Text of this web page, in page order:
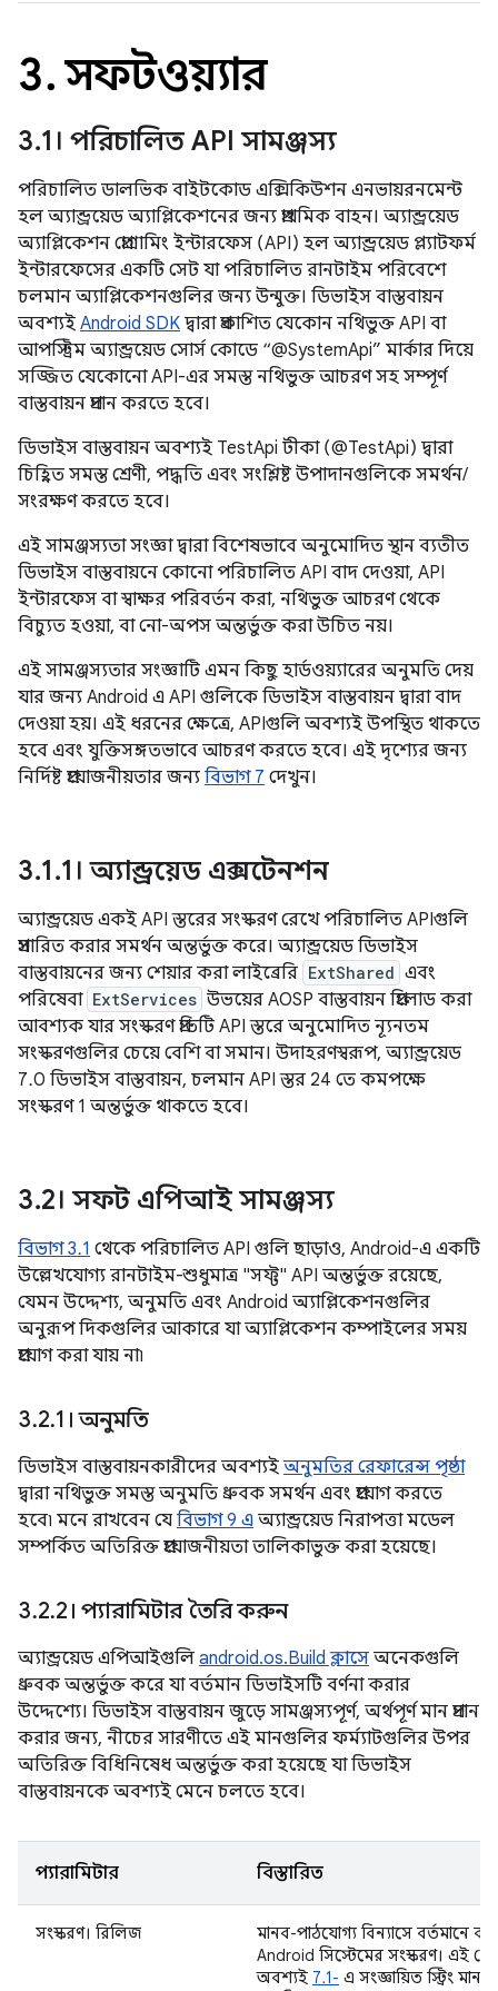
3.সফটওয়্যার
3.1। পরিচালিত API সামঞ্জস্য
পরিচালিত ডালভিক বাইটকোড এক্সিকিউশন এনভায়রনমেন্ট
হল অ্যান্ড্রয়েড অ্যাপ্লিকেশনের জন্য প্রাথমিক বাহন। অ্যান্ড্রয়েড
অ্যাপ্লিকেশন প্রোগ্রামিং ইন্টারফেস (API) হল অ্যান্ড্রয়েড প্ল্যাটফর্ম
ইন্টারফেসের একটি সেট যা পরিচালিত রানটাইম পরিবেশে
চলমান অ্যাপ্লিকেশনগুলির জন্য উন্মুক্ত। ডিভাইস বাস্তবায়ন
অবশ্যই Android SDK দ্বারা প্রকাশিত যেকোন নথিভুক্ত API বা
আপস্ট্রিম অ্যান্ড্রয়েড সোর্স কোডে “@SystemApi” মার্কার দিয়ে
সজ্জিত যেকোনো API-এর সমস্ত নথিভুক্ত আচরণ সহ সম্পূর্ণ
বাস্তবায়ন প্রদান করতে হবে।
ডিভাইস বাস্তবায়ন অবশ্যই TestApi টীকা (@TestApi) দ্বারা
চিহ্নিত সমস্ত শ্রেণী, পদ্ধতি এবং সংশ্লিষ্ট উপাদানগুলিকে সমর্থন/
সংরক্ষণ করতে হবে।
এই সামঞ্জস্যতা সংজ্ঞা দ্বারা বিশেষভাবে অনুমোদিত স্থান ব্যতীত
ডিভাইস বাস্তবায়নে কোনো পরিচালিত API বাদ দেওয়া, API
ইন্টারফেস বা স্বাক্ষর পরিবর্তন করা, নথিভুক্ত আচরণ থেকে
বিচ্যুত হওয়া, বা নো-অপস অন্তর্ভুক্ত করা উচিত নয়।
এই সামঞ্জস্যতার সংজ্ঞাটি এমন কিছু হার্ডওয়্যারের অনুমতি দেয়
যার জন্য Android এ API গুলিকে ডিভাইস বাস্তবায়ন দ্বারা বাদ
দেওয়া হয়। এই ধরনের ক্ষেত্রে, APIগুলি অবশ্যই উপস্থিত থাকতে
হবে এবং যুক্তিসঙ্গতভাবে আচরণ করতে হবে। এই দৃশ্যের জন্য
নির্দিষ্ট প্রয়োজনীয়তার জন্য বিভাগ 7 দেখুন।
3.1.1। অ্যান্ড্রয়েড এক্সটেনশন
অ্যান্ড্রয়েড একই API স্তরের সংস্করণ রেখে পরিচালিত APIগুলি
প্রসারিত করার সমর্থন অন্তর্ভুক্ত করে। অ্যান্ড্রয়েড ডিভাইস
বাস্তবায়নের জন্য শেয়ার করা লাইব্রেরি ExtShared এবং
পরিষেবা ExtServices উভয়ের AOSP বাস্তবায়ন প্রিলোড করা
আবশ্যক যার সংস্করণ প্রতিটি API স্তরে অনুমোদিত ন্যূনতম
সংস্করণগুলির চেয়ে বেশি বা সমান। উদাহরণস্বরূপ, অ্যান্ড্রয়েড
7.0 ডিভাইস বাস্তবায়ন, চলমান API স্তর 24 তে কমপক্ষে
সংস্করণ 1 অন্তর্ভুক্ত থাকতে হবে।
3.2। সফট এপিআই সামঞ্জস্য
বিভাগ 3.1 থেকে পরিচালিত API গুলি ছাড়াও, Android-এ একটি
উল্লেখযোগ্য রানটাইম-শুধুমাত্র "সফ্ট" API অন্তর্ভুক্ত রয়েছে,
যেমন উদ্দেশ্য, অনুমতি এবং Android অ্যাপ্লিকেশনগুলির
অনুরূপ দিকগুলির আকারে যা অ্যাপ্লিকেশন কম্পাইলের সময়
প্রয়োগ করা যায় না৷
3.2.1। অনুমতি
ডিভাইস বাস্তবায়নকারীদের অবশ্যই অনুমতির রেফারেন্স পৃষ্ঠা
দ্বারা নথিভুক্ত সমস্ত অনুমতি ধ্রুবক সমর্থন এবং প্রয়োগ করতে
হবে৷ মনে রাখবেন যে বিভাগ 9 এ অ্যান্ড্রয়েড নিরাপত্তা মডেল
সম্পর্কিত অতিরিক্ত প্রয়োজনীয়তা তালিকাভুক্ত করা হয়েছে।
3.2.2। প্যারামিটার তৈরি করুন
অ্যান্ড্রয়েড এপিআইগুলি android.os.Build ক্লাসে অনেকগুলি
ধ্রুবক অন্তর্ভুক্ত করে যা বর্তমান ডিভাইসটি বর্ণনা করার
উদ্দেশ্যে। ডিভাইস বাস্তবায়ন জুড়ে সামঞ্জস্যপূর্ণ, অর্থপূর্ণ মান প্রদান
করার জন্য, নীচের সারণীতে এই মানগুলির ফর্ম্যাটগুলির উপর
অতিরিক্ত বিধিনিষেধ অন্তর্ভুক্ত করা হয়েছে যা ডিভাইস
বাস্তবায়নকে অবশ্যই মেনে চলতে হবে।
প্যারামিটার বিস্তারিত
সংস্করণ। রিলিজ
মানব-পাঠযোগ্য বিন্যাসে বর্তমানে
Android সিস্টেমের সংস্করণ। এই
অবশ্যই 7.1- এ সংজ্ঞায়িত স্ট্রিং